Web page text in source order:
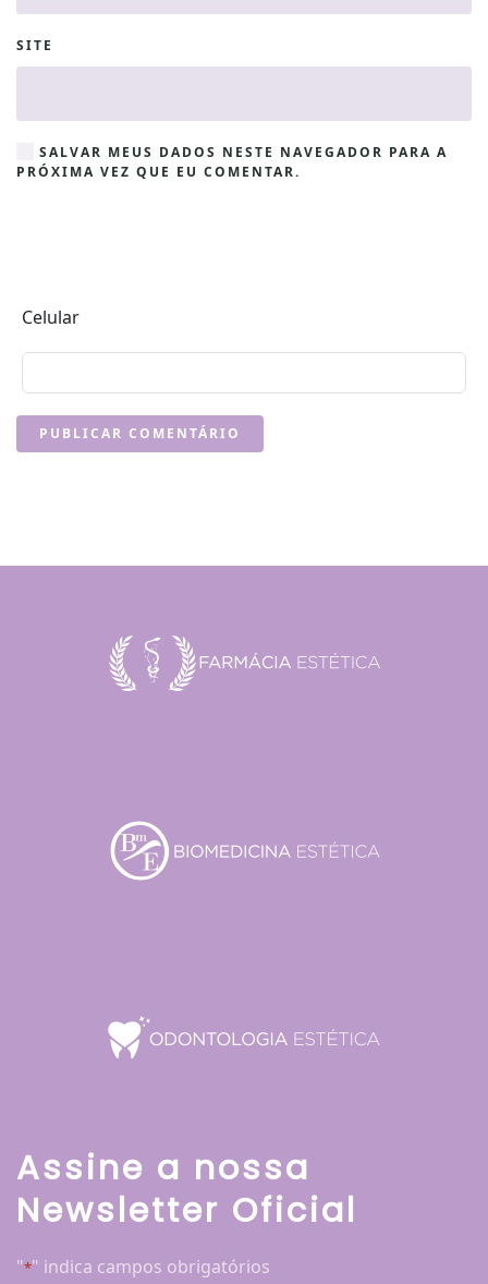
SITE
SALVAR MEUS DADOS NESTE NAVEGADOR PARA A
PRÓXIMA VEZ QUE EU COMENTAR.
Celular
PUBLICAR COMENTÁRIO
Assine a nossa
Newsletter Oficial
"*" indica campos obrigatórios